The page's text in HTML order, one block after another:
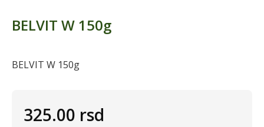
BELVIT W 150g
BELVIT W 150g
325.00 rsd